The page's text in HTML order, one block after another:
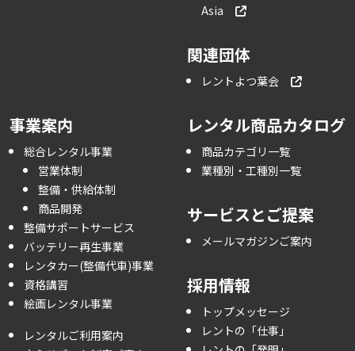
Asia
関連団体
レントよつ葉会
事業案内
総合レンタル事業
営業体制
整備・供給体制
商品開発
整備サポートサービス
バッテリー再生事業
レンタカー(整備代車)事業
資格講習
絵画レンタル事業
レンタルご利用案内
レンタル商品カタログ
商品カテゴリ一覧
業種別・工種別一覧
サービスとご提案
メールマガジンご案内
採用情報
トップメッセージ
レントの「仕事」